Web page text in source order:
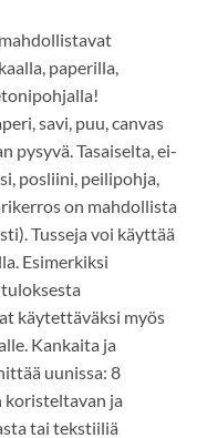
paperilla,
savi, puu, canvas
pysyvä. Tasaiselta, ei-
posliini, peilipohja,
on mahdollista
Tusseja voi käyttää
Esimerkiksi
käytettäväksi myös
Kankaita ja
uunissa: 8
koristeltavan ja
tai tekstiiliä